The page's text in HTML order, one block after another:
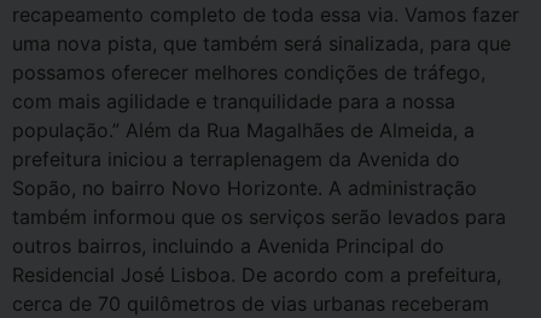
recapeamento completo de toda essa via. Vamos fazer
uma nova pista, que também será sinalizada, para que
possamos oferecer melhores condições de tráfego,
com mais agilidade e tranquilidade para a nossa
população.” Além da Rua Magalhães de Almeida, a
prefeitura iniciou a terraplenagem da Avenida do
Sopão, no bairro Novo Horizonte. A administração
também informou que os serviços serão levados para
outros bairros, incluindo a Avenida Principal do
Residencial José Lisboa. De acordo com a prefeitura,
cerca de 70 quilômetros de vias urbanas receberam